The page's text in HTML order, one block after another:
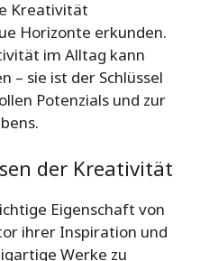
Kreativität
Horizonte erkunden.
im Alltag kann
– sie ist der Schlüssel
Potenzials und zur
der Kreativität
Eigenschaft von
ihrer Inspiration und
Werke zu